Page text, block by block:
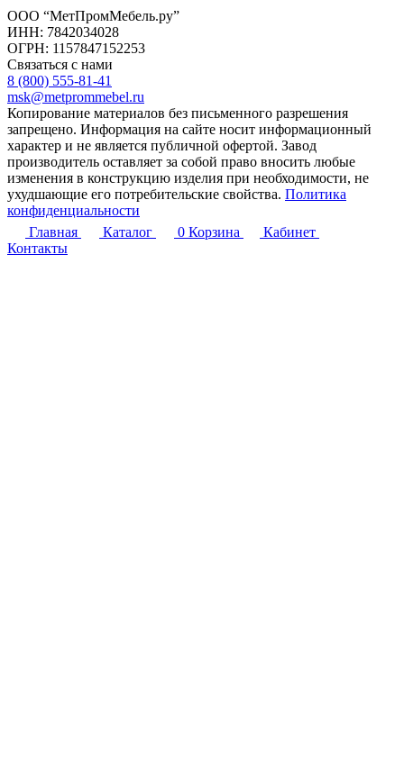
ООО “МетПромМебель.ру”
ИНН: 7842034028
ОГРН: 1157847152253
Связаться с нами
8 (800) 555-81-41
msk@metprommebel.ru
Копирование материалов без письменного разрешения
запрещено. Информация на сайте носит информационный
характер и не является публичной офертой. Завод
производитель оставляет за собой право вносить любые
изменения в конструкцию изделия при необходимости, не
ухудшающие его потребительские свойства. Политика
конфиденциальности
Главная
Каталог 0 Корзина
Кабинет
Контакты